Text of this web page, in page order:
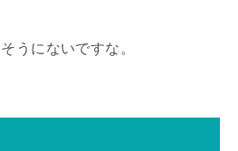
うにないですな。